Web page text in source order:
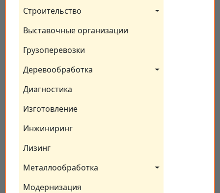
Строительство
Выставочные организации
Грузоперевозки
Деревообработка
Диагностика
Изготовление
Инжиниринг
Лизинг
Металлообработка
Модернизация